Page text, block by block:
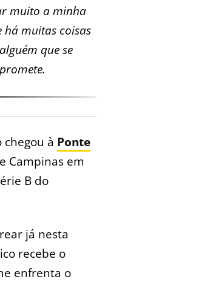
muito a minha
há muitas coisas
que se
chegou à Ponte
Campinas em
B do
já nesta
recebe o
enfrenta o